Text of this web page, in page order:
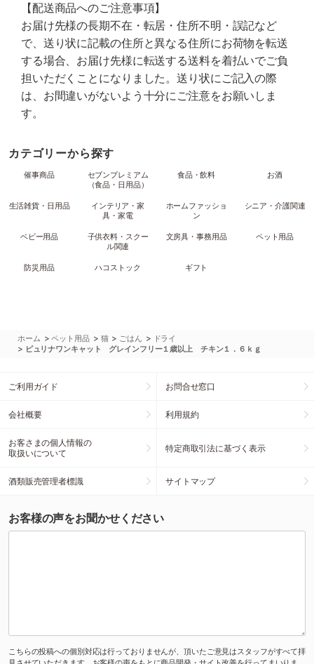
【配送商品へのご注意事項】
お届け先様の長期不在・転居・住所不明・誤記など
で、送り状に記載の住所と異なる住所にお荷物を転送
する場合、お届け先様に転送する送料を着払いでご負
担いただくことになりました。送り状にご記入の際
は、お間違いがないよう十分にご注意をお願いしま
す。
カテゴリーから探す
催事商品
セブンプレミアム
（食品・日用品）
食品・飲料 お酒
生活雑貨・日用品
インテリア・家
具・家電
ホームファッショ
ン
シニア・介護関連
ベビー用品
子供衣料・スクー
ル関連
文房具・事務用品 ペット用品
防災用品 ハコストック ギフト
ホーム >ペット用品 > 猫 > ごはん > ドライ
> ピュリナワンキャット グレインフリー１歳以上 チキン１．６ｋｇ
ご利用ガイド お問合せ窓口
会社概要 利用規約
お客さまの個人情報の
取扱いについて
特定商取引法に基づく表示
酒類販売管理者標識 サイトマップ
お客様の声をお聞かせください
こちらの投稿への個別対応は行っておりませんが、頂いたご意見はスタッフがすべて拝